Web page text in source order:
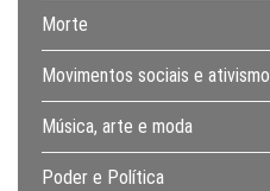
Morte
Movimentos sociais e ativismo
Música, arte e moda
Poder e Política